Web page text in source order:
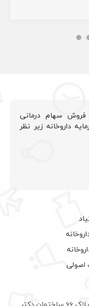
سهام درمانی
داروخانه زیر نظر
اصولی